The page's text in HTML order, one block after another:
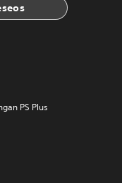
PS Plus